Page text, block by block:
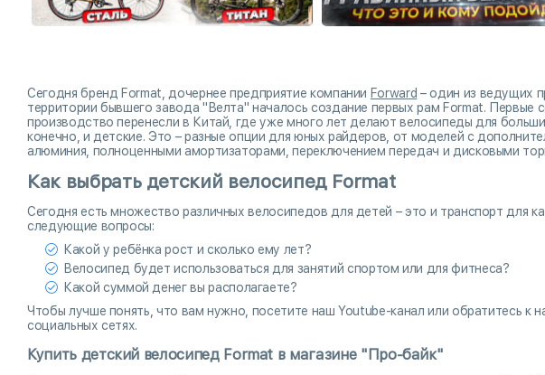
Сегодня бренд Format, дочернее предприятие компании Forward – один из ведущих
территории бывшего завода "Велта" началось создание первых рам Format.
производство перенесли в Китай, где уже много лет делают велосипеды для
конечно, и детские. Это – разные опции для юных райдеров, от моделей с
алюминия, полноценными амортизаторами, переключением передач и дисковыми
Как выбрать детский велосипед Format
Сегодня есть множество различных велосипедов для детей – это и транспорт для
следующие вопросы:
Какой у ребёнка рост и сколько ему лет?
Велосипед будет использоваться для занятий спортом или для фитнеса?
Какой суммой денег вы располагаете?
Чтобы лучше понять, что вам нужно, посетите наш Youtube-канал или обратитесь
социальных сетях.
Купить детский велосипед Format в магазине "Про-байк"